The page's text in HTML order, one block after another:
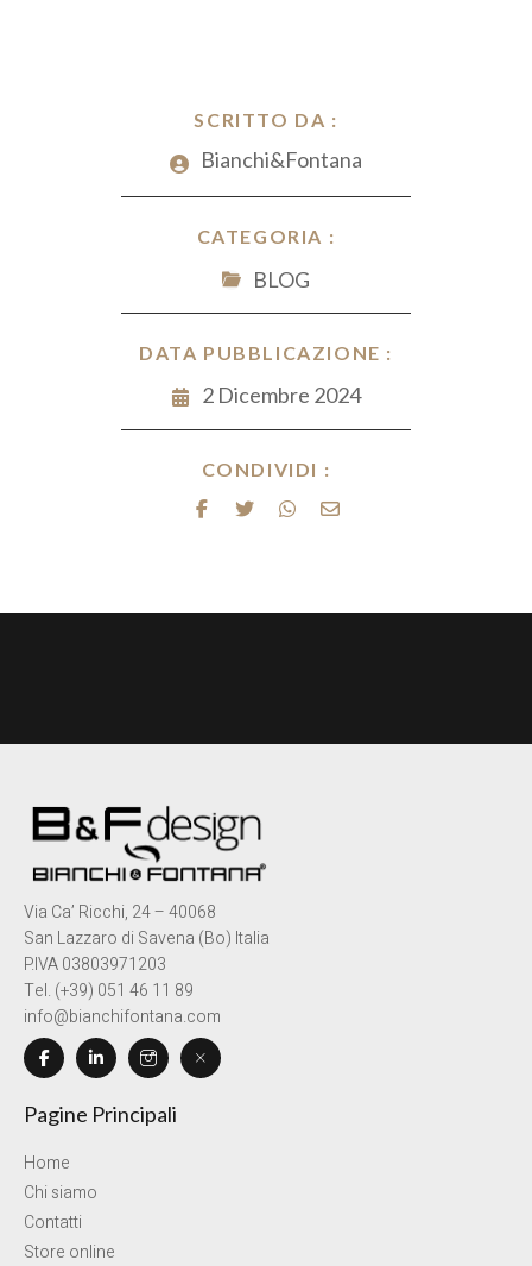
SCRITTO DA :
Bianchi&Fontana
CATEGORIA :
BLOG
DATA PUBBLICAZIONE :
2 Dicembre 2024
CONDIVIDI :
p
Via Ca’ Ricchi, 24 – 40068
San Lazzaro di Savena (Bo) Italia
P.IVA 03803971203
Tel. (+39) 051 46 11 89
info@bianchifontana.com
Pagine Principali
Home
Chi siamo
Contatti
Store online